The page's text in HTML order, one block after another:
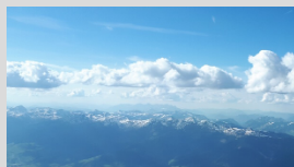
Zum
springen